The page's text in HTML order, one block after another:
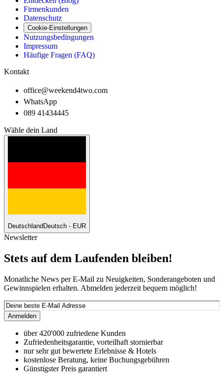
Firmenkunden
Datenschutz
Cookie-Einstellungen
Nutzungsbedingungen
Impressum
Häufige Fragen (FAQ)
Kontakt
office@weekend4two.com
WhatsApp
089 41434445
Wähle dein Land
Deutschland Deutsch - EUR
Newsletter
Stets auf dem Laufenden bleiben!
Monatliche News per E-Mail zu Neuigkeiten, Sonderangeboten und
Gewinnspielen erhalten. Abmelden jederzeit bequem möglich!
Anmelden
über 420'000 zufriedene Kunden
Zufriedenheitsgarantie, vorteilhaft stornierbar
nur sehr gut bewertete Erlebnisse & Hotels
kostenlose Beratung, keine Buchungsgebühren
Günstigster Preis garantiert